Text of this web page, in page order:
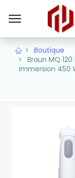
Boutique
Braun MQ
immersion 450